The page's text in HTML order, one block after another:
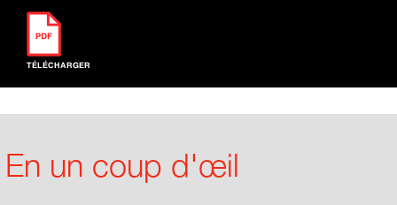
TÉLÉCHARGER
En un coup d'œil